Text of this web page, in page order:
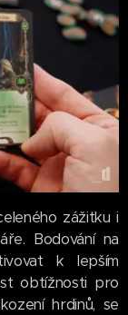
zážitku i
Bodování na
k lepším
obtížnosti pro
hrdinů, se